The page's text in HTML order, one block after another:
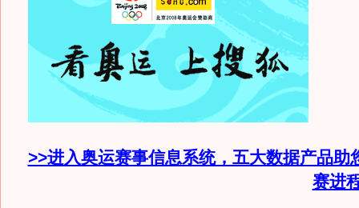
>>进入奥运赛事信息系统，五大数据产品助
赛进